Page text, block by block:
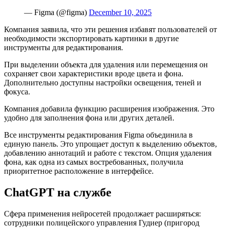
— Figma (@figma) December 10, 2025
Компания заявила, что эти решения избавят пользователей от
необходимости экспортировать картинки в другие
инструменты для редактирования.
При выделении объекта для удаления или перемещения он
сохраняет свои характеристики вроде цвета и фона.
Дополнительно доступны настройки освещения, теней и
фокуса.
Компания добавила функцию расширения изображения. Это
удобно для заполнения фона или других деталей.
Все инструменты редактирования Figma объединила в
единую панель. Это упрощает доступ к выделению объектов,
добавлению аннотаций и работе с текстом. Опция удаления
фона, как одна из самых востребованных, получила
приоритетное расположение в интерфейсе.
ChatGPT на службе
Сфера применения нейросетей продолжает расширяться:
сотрудники полицейского управления Гудиер (пригород